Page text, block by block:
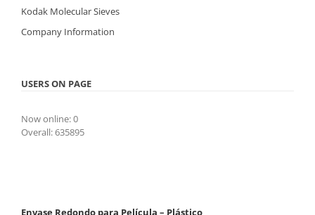
Envase Redondo para Película – Plástico
Kodak Molecular Sieves
Company Information
USERS ON PAGE
Now online: 0
Overall: 635895